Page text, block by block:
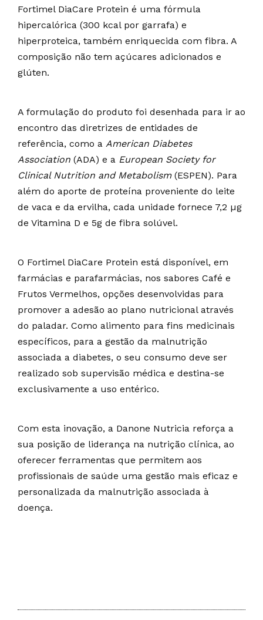
Fortimel DiaCare Protein é uma fórmula
hipercalórica (300 kcal por garrafa) e
hiperproteica, também enriquecida com fibra. A
composição não tem açúcares adicionados e
glúten.
A formulação do produto foi desenhada para ir ao
encontro das diretrizes de entidades de
referência, como a American Diabetes
Association (ADA) e a European Society for
Clinical Nutrition and Metabolism(ESPEN). Para
além do aporte de proteína proveniente do leite
de vaca e da ervilha, cada unidade fornece 7,2 µg
de Vitamina D e 5g de fibra solúvel.
O Fortimel DiaCare Protein está disponível, em
farmácias e parafarmácias, nos sabores Café e
Frutos Vermelhos, opções desenvolvidas para
promover a adesão ao plano nutricional através
do paladar. Como alimento para fins medicinais
específicos, para a gestão da malnutrição
associada a diabetes, o seu consumo deve ser
realizado sob supervisão médica e destina-se
exclusivamente a uso entérico.
Com esta inovação, a Danone Nutricia reforça a
sua posição de liderança na nutrição clínica, ao
oferecer ferramentas que permitem aos
profissionais de saúde uma gestão mais eficaz e
personalizada da malnutrição associada à
doença.